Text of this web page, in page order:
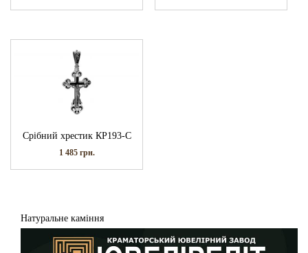
Срібний хрестик КР193-С
1 485 грн.
Натуральне каміння